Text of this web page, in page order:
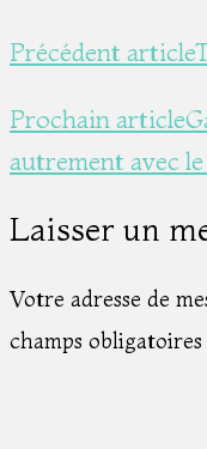
Précédent article
Prochain article
autrement avec
Laisser un
Votre adresse de
champs